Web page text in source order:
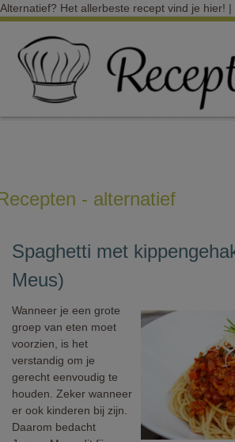
Alternatief? Het allerbeste recept vind je hier! |
- alternatief
Spaghetti met
Meus)
Wanneer je een grote
groep van eten moet
voorzien, is het
verstandig om je
gerecht eenvoudig te
houden. Zeker wanneer
er ook kinderen bij zijn.
Daarom bedacht